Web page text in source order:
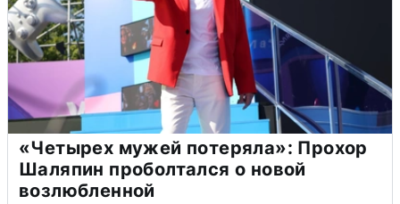
«Четырех мужей потеряла»: Прохор
Шаляпин проболтался о новой
возлюбленной